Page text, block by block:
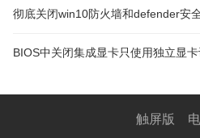
彻底关闭win10防火墙和defender安
BIOS中关闭集成显卡只使用独立显
触屏版